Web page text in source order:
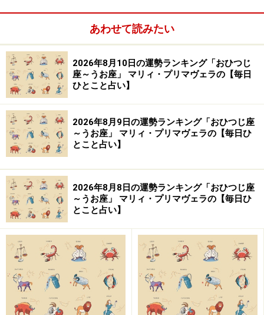
＞【2025年7月のもぐもぐ開運占い】他の星座の運勢が
気になる人はこちら
【この記事の筆者：生田目浩美.】
気学風水鑑定家。心理学研究家としても活動。1998年か
ら風水師に師事し、風水、九星、祐気採り（吉方位判
断）、吉日の選定、手相・姓名判断、家相学などを学
ぶ。上から押し付けるのではなく、「相手の気持ちに寄
り添う」鑑定スタイルは多くの読者の心をつかんで離さ
雑誌での執筆など幅広く活躍中。好きな食べ物は桃と餃
子。あだ名はナッキー。
【イラスト】
ほんま ちあき
※記事内容は執筆時点のものです。最新の内容をご確認くださ
い。
あわせて読みたい
2026年8月10日の運勢ランキング「おひつじ
座～うお座」 マリィ・プリマヴェラの【毎日
ひとこと占い】
2026年8月9日の運勢ランキング「おひつじ座
～うお座」 マリィ・プリマヴェラの【毎日ひ
とこと占い】
2026年8月8日の運勢ランキング「おひつじ座
～うお座」 マリィ・プリマヴェラの【毎日ひ
とこと占い】